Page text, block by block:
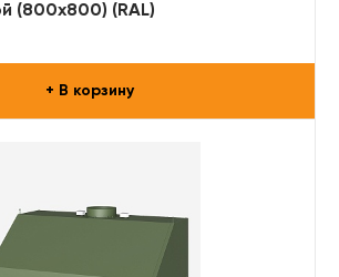
(800x800) (RAL)
+ В корзину